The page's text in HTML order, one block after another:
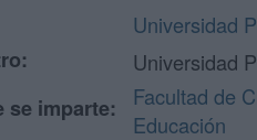
Universidad
Universidad
se imparte:
Facultad de
Educación